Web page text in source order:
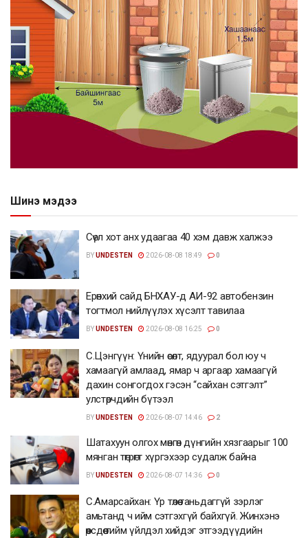
Шинэ мэдээ
Сөүл хот анх удаагаа 40 хэм давж халжээ
BYUNDESTEN 2026-08-08 18:49 0
Ерөнхий сайд БНХАУ-д АИ-92 автобензин
тогтмол нийлүүлэх хүсэлт тавилаа
BYUNDESTEN 2026-08-08 16:25 0
С.Цэнгүүн: Үнийн өсөлт, ядуурал бол юу ч
хамаагүй амлаад, ямар ч аргаар хамаагүй
дахин сонгогдох гэсэн “сайхан сэтгэлт”
улстөрчдийн бүтээл
BYUNDESTEN 2026-08-07 14:46 2
Шатахуун олгох мөнгөн дүнгийн хязгаарыг 100
мянган төгрөгт хүргэхээр судалж байна
BYUNDESTEN 2026-08-07 14:36 0
С.Амарсайхан: Үр төлөө таньдаггүй зэрлэг
амьтанд ч ийм сэтгэхгүй байхгүй. Жинхэнэ
өөрсдөө тийм үйлдэл хийдэг этгээдүүдийн